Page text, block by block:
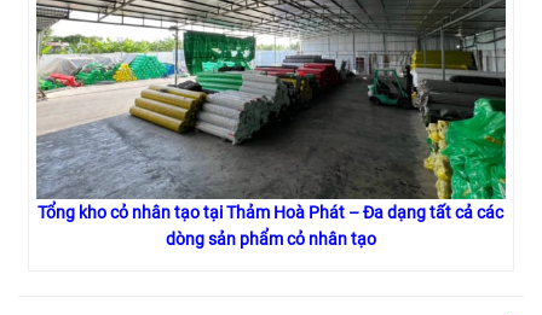
Tổng kho cỏ nhân tạo tại Thảm Hoà Phát – Đa dạng tất cả các
dòng sản phẩm cỏ nhân tạo